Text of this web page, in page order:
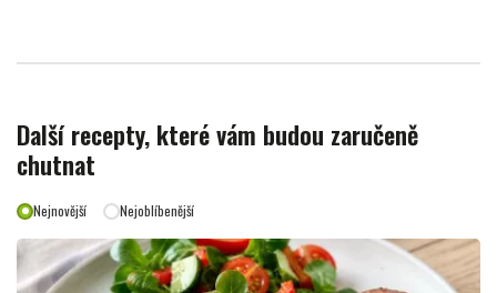
Další recepty, které vám budou zaručeně
chutnat
Nejnovější Nejoblíbenější